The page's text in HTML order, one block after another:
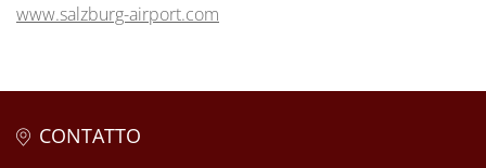
www.salzburg-airport.com
CONTATTO